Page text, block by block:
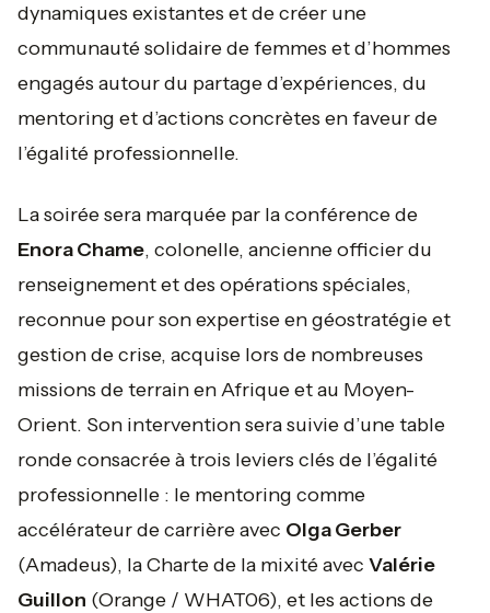
dynamiques existantes et de créer une
communauté solidaire de femmes et d’hommes
engagés autour du partage d’expériences, du
mentoring et d’actions concrètes en faveur de
l’égalité professionnelle.
La soirée sera marquée par la conférence de
Enora Chame, colonelle, ancienne officier du
renseignement et des opérations spéciales,
reconnue pour son expertise en géostratégie et
gestion de crise, acquise lors de nombreuses
missions de terrain en Afrique et au Moyen-
Orient. Son intervention sera suivie d’une table
ronde consacrée à trois leviers clés de l’égalité
professionnelle : le mentoring comme
accélérateur de carrière avec Olga Gerber
(Amadeus), la Charte de la mixité avec Valérie
Guillon (Orange / WHAT06), et les actions de